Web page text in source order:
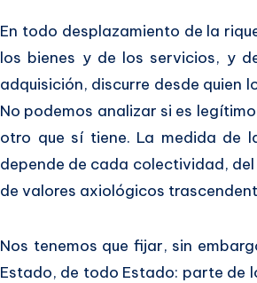
En todo desplazamiento de la
los bienes y de los servicios, y
adquisición, discurre desde quien
No podemos analizar si es
otro que sí tiene. La medida de
depende de cada colectividad,
de valores axiológicos
Nos tenemos que fijar, sin
Estado, de todo Estado: parte de